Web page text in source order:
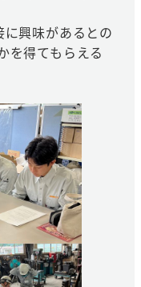
興味があるとの
を得てもらえる